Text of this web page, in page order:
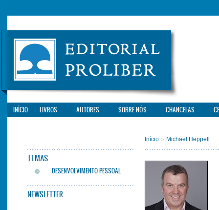
INÍCIO LIVROS AUTORES SOBRE NÓS CHANCELAS
TEMAS
DESENVOLVIMENTO PESSOAL
NEWSLETTER
Início > Michael Heppell